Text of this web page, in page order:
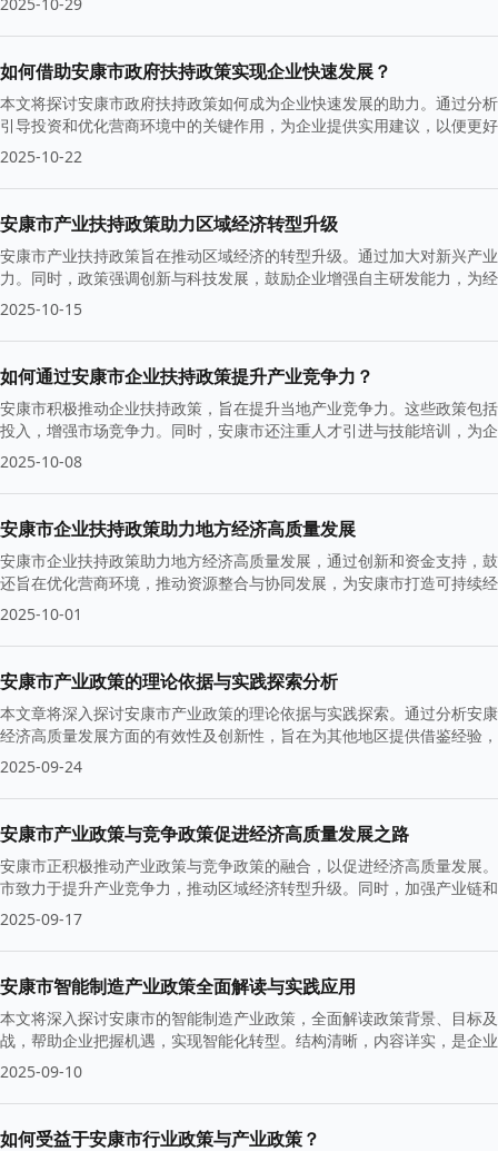
如何借助安康市政府扶持政策实现企业快速发展？
本文将探讨安康市政府扶持政策如何成为企业快速发展的助力。通过分
引导投资和优化营商环境中的关键作用，为企业提供实用建议，以便更
2025-10-22
安康市产业扶持政策助力区域经济转型升级
安康市产业扶持政策旨在推动区域经济的转型升级。通过加大对新兴产
力。同时，政策强调创新与科技发展，鼓励企业增强自主研发能力，为
新的活力。
2025-10-15
如何通过安康市企业扶持政策提升产业竞争力？
安康市积极推动企业扶持政策，旨在提升当地产业竞争力。这些政策包
投入，增强市场竞争力。同时，安康市还注重人才引进与技能培训，为
展。
2025-10-08
安康市企业扶持政策助力地方经济高质量发展
安康市企业扶持政策助力地方经济高质量发展，通过创新和资金支持，
还旨在优化营商环境，推动资源整合与协同发展，为安康市打造可持续
2025-10-01
安康市产业政策的理论依据与实践探索分析
本文章将深入探讨安康市产业政策的理论依据与实践探索。通过分析安
经济高质量发展方面的有效性及创新性，旨在为其他地区提供借鉴经验
2025-09-24
安康市产业政策与竞争政策促进经济高质量发展之路
安康市正积极推动产业政策与竞争政策的融合，以促进经济高质量发展
市致力于提升产业竞争力，推动区域经济转型升级。同时，加强产业链
2025-09-17
安康市智能制造产业政策全面解读与实践应用
本文将深入探讨安康市的智能制造产业政策，全面解读政策背景、目标
战，帮助企业把握机遇，实现智能化转型。结构清晰，内容详实，是企
2025-09-10
如何受益于安康市行业政策与产业政策？